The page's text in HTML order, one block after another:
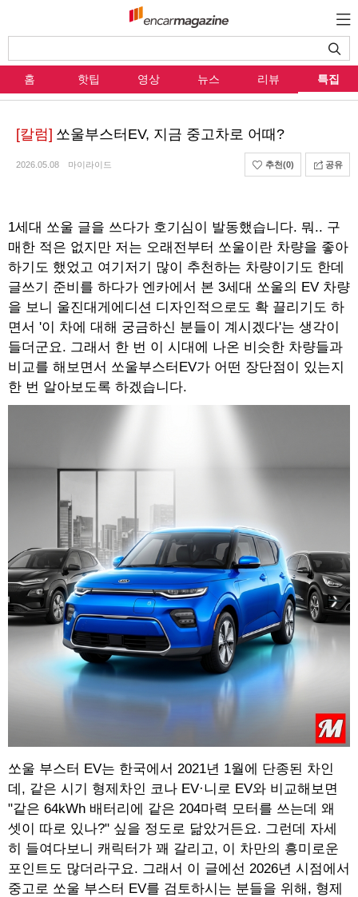
홈 핫팁 영상 뉴스 리뷰 특집
[칼럼] 쏘울부스터EV, 지금 중고차로 어때?
2026.05.08 마이라이드 추천(0) 공유
1세대 쏘울 글을 쓰다가 호기심이 발동했습니다. 뭐.. 구
매한 적은 없지만 저는 오래전부터 쏘울이란 차량을 좋아
하기도 했었고 여기저기 많이 추천하는 차량이기도 한데
글쓰기 준비를 하다가 엔카에서 본 3세대 쏘울의 EV 차량
을 보니 울진대게에디션 디자인적으로도 확 끌리기도 하
면서 '이 차에 대해 궁금하신 분들이 계시겠다'는 생각이
들더군요. 그래서 한 번 이 시대에 나온 비슷한 차량들과
비교를 해보면서 쏘울부스터EV가 어떤 장단점이 있는지
한 번 알아보도록 하겠습니다.
쏘울 부스터 EV는 한국에서 2021년 1월에 단종된 차인
데, 같은 시기 형제차인 코나 EV·니로 EV와 비교해보면
"같은 64kWh 배터리에 같은 204마력 모터를 쓰는데 왜
셋이 따로 있나?" 싶을 정도로 닮았거든요. 그런데 자세
히 들여다보니 캐릭터가 꽤 갈리고, 이 차만의 흥미로운
포인트도 많더라구요. 그래서 이 글에선 2026년 시점에서
중고로 쏘울 부스터 EV를 검토하시는 분들을 위해, 형제